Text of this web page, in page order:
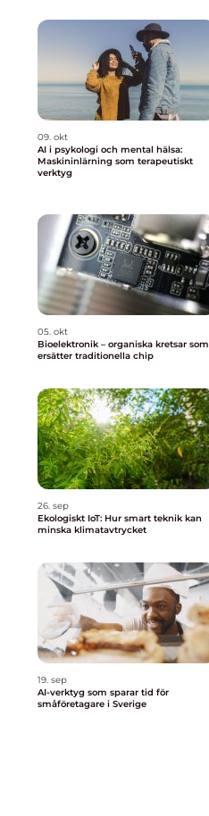
09. okt
AI i psykologi och mental hälsa:
Maskininlärning som terapeutiskt
verktyg
05. okt
Bioelektronik – organiska kretsar som
ersätter traditionella chip
26. sep
Ekologiskt IoT: Hur smart teknik kan
minska klimatavtrycket
19. sep
AI-verktyg som sparar tid för
småföretagare i Sverige